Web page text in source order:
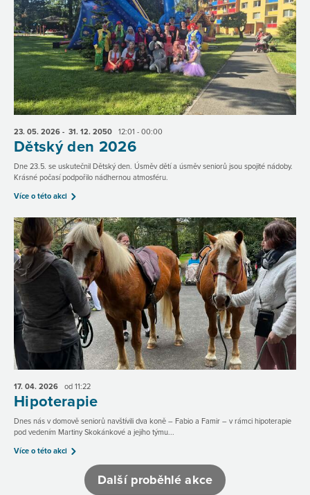
23. 05. 2026 - 31. 12. 2050 12:01 - 00:00
Dětský den 2026
Dne 23.5. se uskutečnil Dětský den. Úsměv dětí a úsměv seniorů jsou spojité nádoby.
Krásné počasí podpořilo nádhernou atmosféru.
Více o této akci
17. 04. 2026 od 11:22
Hipoterapie
Dnes nás v domově seniorů navštívili dva koně – Fabio a Famir – v rámci hipoterapie
pod vedením Martiny Skokánkové a jejího týmu...
Více o této akci
Další proběhlé akce